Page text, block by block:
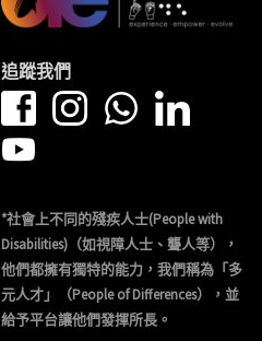
追蹤我們
*社會上不同的殘疾人士(People with
Disabilities)（如視障人士、聾人等），
他們都擁有獨特的能力，我們稱為「多
元人才」（People of Differences），並
給予平台讓他們發揮所長。